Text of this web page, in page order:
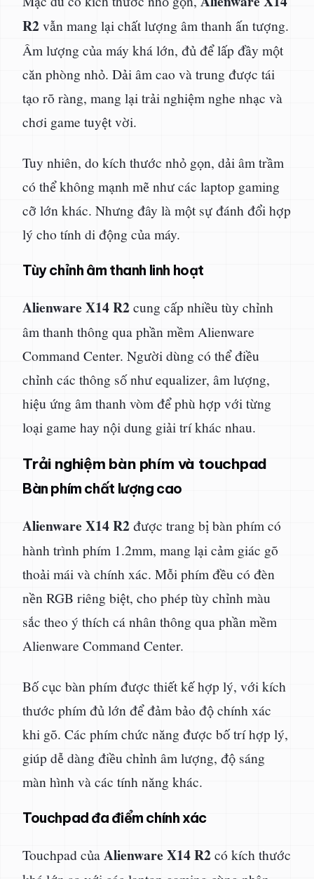
R2vẫn mang lại chất lượng âm thanh ấn tượng.
Âm lượng của máy khá lớn, đủ để lấp đầy một
căn phòng nhỏ. Dải âm cao và trung được tái
tạo rõ ràng, mang lại trải nghiệm nghe nhạc và
chơi game tuyệt vời.
Tuy nhiên, do kích thước nhỏ gọn, dải âm trầm
có thể không mạnh mẽ như các laptop gaming
cỡ lớn khác. Nhưng đây là một sự đánh đổi hợp
lý cho tính di động của máy.
Tùy chỉnh âm thanh linh hoạt
Alienware X14 R2cung cấp nhiều tùy chỉnh
âm thanh thông qua phần mềm Alienware
Command Center. Người dùng có thể điều
chỉnh các thông số như equalizer, âm lượng,
hiệu ứng âm thanh vòm để phù hợp với từng
loại game hay nội dung giải trí khác nhau.
Trải nghiệm bàn phím và touchpad
Bàn phím chất lượng cao
Alienware X14 R2được trang bị bàn phím có
hành trình phím 1.2mm, mang lại cảm giác gõ
thoải mái và chính xác. Mỗi phím đều có đèn
nền RGB riêng biệt, cho phép tùy chỉnh màu
sắc theo ý thích cá nhân thông qua phần mềm
Alienware Command Center.
Bố cục bàn phím được thiết kế hợp lý, với kích
thước phím đủ lớn để đảm bảo độ chính xác
khi gõ. Các phím chức năng được bố trí hợp lý,
giúp dễ dàng điều chỉnh âm lượng, độ sáng
màn hình và các tính năng khác.
Touchpad đa điểm chính xác
Touchpad củaAlienware X14 R2có kích thước